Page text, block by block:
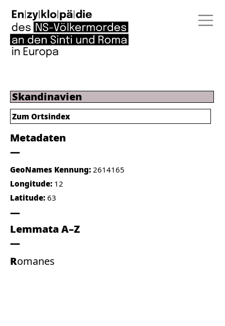
Skandinavien
Metadaten
GeoNames Kennung: 2614165
Longitude: 12
Latitude: 63
Lemmata A–Z
Romanes
Zum Ortsindex